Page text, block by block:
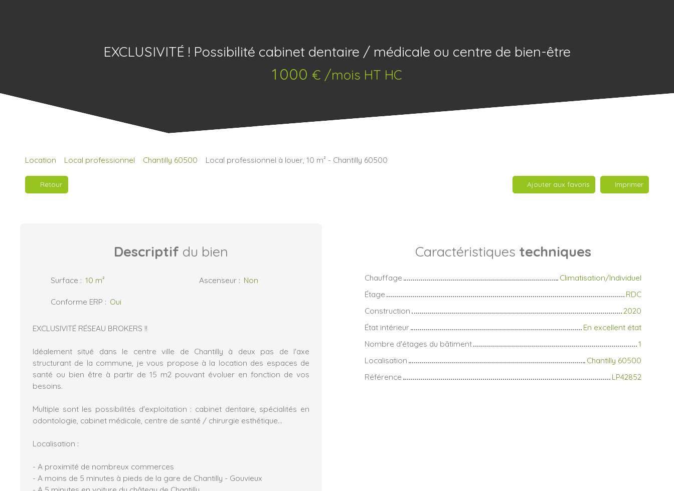
EXCLUSIVITÉ ! Possibilité cabinet dentaire / médicale ou centre de bien-être
1 000 € /mois HT HC
Location Local professionnel Chantilly 60500 Local professionnel à louer, 10 m² - Chantilly 60500
Retour Ajouter aux favoris Imprimer
Descriptif du bien
Surface : 10 m² Ascenseur : Non
Conforme ERP : Oui
EXCLUSIVITÉ RÉSEAU BROKERS !!
Idéalement situé dans le centre ville de Chantilly à deux pas de l'axe
structurant de la commune, je vous propose à la location des espaces de
santé ou bien être à partir de 15 m2 pouvant évoluer en fonction de vos
besoins.
Multiple sont les possibilités d'exploitation : cabinet dentaire, spécialités en
odontologie, cabinet médicale, centre de santé / chirurgie esthétique...
Localisation :
- A proximité de nombreux commerces
- A moins de 5 minutes à pieds de la gare de Chantilly - Gouvieux
Caractéristiques techniques
Chauffage
Climatisation/Individuel
Étage
RDC
Construction
2020
État intérieur
En excellent état
Nombre d'étages du bâtiment
1
Localisation
Chantilly 60500
Référence
LP42852